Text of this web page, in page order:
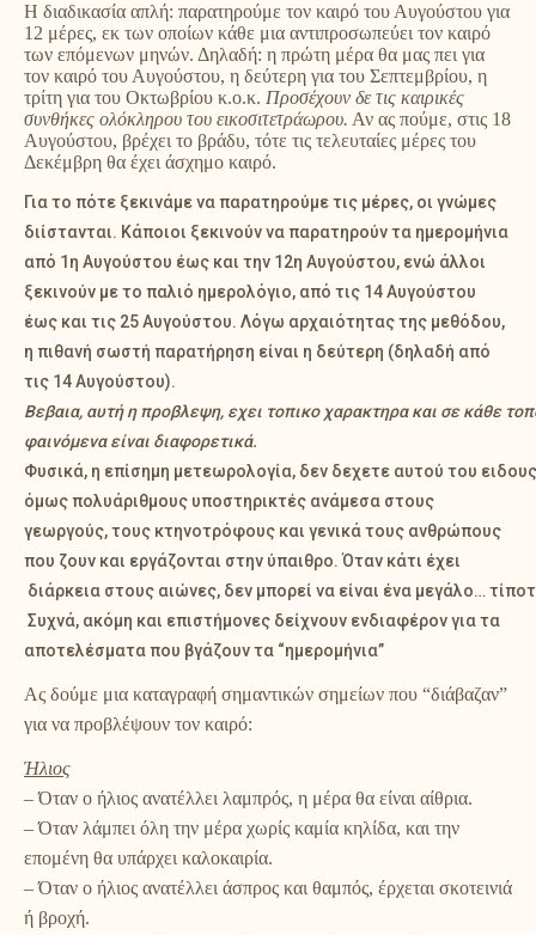
Η διαδικασία απλή: παρατηρούμε τον καιρό του Αυγούστου για
12 μέρες, εκ των οποίων κάθε μια αντιπροσωπεύει τον καιρό
των επόμενων μηνών. Δηλαδή: η πρώτη μέρα θα μας πει για
τον καιρό του Αυγούστου, η δεύτερη για του Σεπτεμβρίου, η
τρίτη για του Οκτωβρίου κ.ο.κ. Προσέχουν δε τις καιρικές
συνθήκες ολόκληρου του εικοσιτετράωρου. Αν ας πούμε, στις 18
Αυγούστου, βρέχει το βράδυ, τότε τις τελευταίες μέρες του
Δεκέμβρη θα έχει άσχημο καιρό.
Για το πότε ξεκινάμε να παρατηρούμε τις μέρες, οι γνώμες
διίστανται. Κάποιοι ξεκινούν να παρατηρούν τα ημερομήνια
από 1η Αυγούστου έως και την 12η Αυγούστου, ενώ άλλοι
ξεκινούν με το παλιό ημερολόγιο, από τις 14 Αυγούστου
έως και τις 25 Αυγούστου. Λόγω αρχαιότητας της μεθόδου,
η πιθανή σωστή παρατήρηση είναι η δεύτερη (δηλαδή από
τις 14 Αυγούστου).
Βεβαια, αυτή η προβλεψη, εχει τοπικο χαρακτηρα και σε κάθε
φαινόμενα είναι διαφορετικά.
Φυσικά, η επίσημη μετεωρολογία, δεν δεχετε αυτού του
όμως πολυάριθμους υποστηρικτές ανάμεσα στους
γεωργούς, τους κτηνοτρόφους και γενικά τους ανθρώπους
που ζουν και εργάζονται στην ύπαιθρο. Όταν κάτι έχει
διάρκεια στους αιώνες, δεν μπορεί να είναι ένα μεγάλο…
Συχνά, ακόμη και επιστήμονες δείχνουν ενδιαφέρον για τα
αποτελέσματα που βγάζουν τα “ημερομήνια”
Ας δούμε μια καταγραφή σημαντικών σημείων που “διάβαζαν”
για να προβλέψουν τον καιρό:
Ήλιος
– Όταν ο ήλιος ανατέλλει λαμπρός, η μέρα θα είναι αίθρια.
– Όταν λάμπει όλη την μέρα χωρίς καμία κηλίδα, και την
επομένη θα υπάρχει καλοκαιρία.
– Όταν ο ήλιος ανατέλλει άσπρος και θαμπός, έρχεται σκοτεινιά
ή βροχή.